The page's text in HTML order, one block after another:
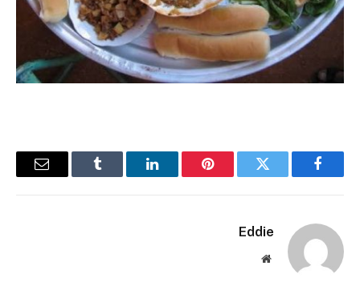
فيسبوك تويتر بينتيريستلينكدإن Tumblr
البريد
Eddie
موقع